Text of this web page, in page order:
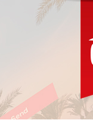
Zur
Navigation
Zum
Inhalt